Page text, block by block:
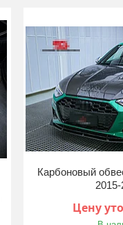
Карбоновый
Цену